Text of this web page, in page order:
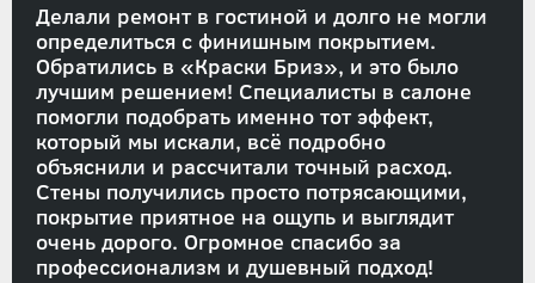
Делали ремонт в гостиной и долго не могли
определиться с финишным покрытием.
Обратились в «Краски Бриз», и это было
лучшим решением! Специалисты в салоне
помогли подобрать именно тот эффект,
который мы искали, всё подробно
объяснили и рассчитали точный расход.
Стены получились просто потрясающими,
покрытие приятное на ощупь и выглядит
очень дорого. Огромное спасибо за
профессионализм и душевный подход!